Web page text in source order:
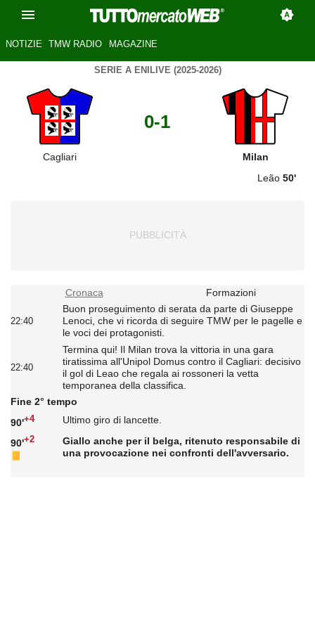
NOTIZIE TMW RADIO MAGAZINE
SERIE A ENILIVE (2025-2026)
Cagliari
0-1
Milan
Leão 50'
Cronaca Formazioni
22:40
Buon proseguimento di serata da parte di Giuseppe
Lenoci, che vi ricorda di seguire TMW per le pagelle e
le voci dei protagonisti.
22:40
Termina qui! Il Milan trova la vittoria in una gara
tiratissima all'Unipol Domus contro il Cagliari: decisivo
il gol di Leao che regala ai rossoneri la vetta
temporanea della classifica.
Fine 2° tempo
90'+4 Ultimo giro di lancette.
90'+2
Giallo anche per il belga, ritenuto responsabile di
una provocazione nei confronti dell'avversario.